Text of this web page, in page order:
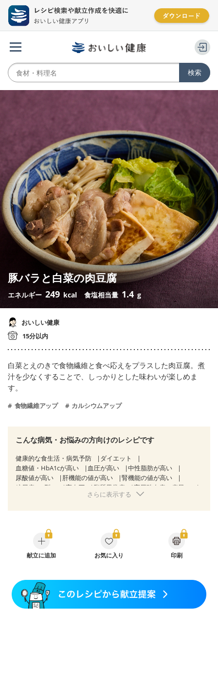
豚バラと白菜の肉豆腐
エネルギー 249 kcal 食塩相当量1.4 g
おいしい健康
15分以内
白菜とえのきで食物繊維と食べ応えをプラスした肉豆腐。煮
汁を少なくすることで、しっかりとした味わいが楽しめま
す。
食物繊維アップ カルシウムアップ
こんな病気・お悩みの方向けのレシピです
健康的な食生活・病気予防
ダイエット
血糖値・HbA1cが高い
血圧が高い
中性脂肪が高い
尿酸値が高い
肝機能の値が高い
腎機能の値が高い
糖尿病（2型）
高血圧 脂質異常症
高尿酸血症（痛風）
心臓弁膜症 心不全
糖尿病性腎症（第３期）
CKD（ステージ１）
CKD（ステージ２）
CKD（ステージ３a）
乳がん（抗がん剤治療中）
乳がん（ホルモン療法中）
飲み込みにくい
妊婦健診・体重増加が気になる（初期）
妊婦健診・血圧が気になる（初期）
さらに表示する
献立に追加 お気に入り 印刷